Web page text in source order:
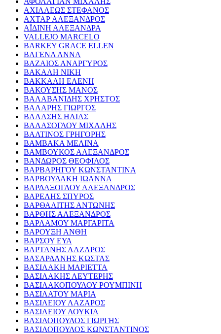
ΑΧΙΛΛΕΩΣ ΣΤΕΦΑΝΟΣ
ΑΧΤΑΡ ΑΛΕΞΑΝΔΡΟΣ
ΑΪΔΙΝΗ ΑΛΕΞΑΝΔΡΑ
VALLEJO MARCELO
BARKEY GRACE ELLEN
ΒΑΓΕΝΑ ΑΝΝΑ
ΒΑΖΑΙΟΣ ΑΝΑΡΓΥΡΟΣ
ΒΑΚΑΛΗ ΝΙΚΗ
ΒΑΚΚΑΛΗ ΕΛΕΝΗ
ΒΑΚΟΥΣΗΣ ΜΑΝΟΣ
ΒΑΛΑΒΑΝΙΔΗΣ ΧΡΗΣΤΟΣ
ΒΑΛΑΡΗΣ ΓΙΩΡΓΟΣ
ΒΑΛΑΣΗΣ ΗΛΙΑΣ
ΒΑΛΑΣΟΓΛΟΥ ΜΙΧΑΛΗΣ
ΒΑΛΤΙΝΟΣ ΓΡΗΓΟΡΗΣ
ΒΑΜΒΑΚΑ ΜΕΛΙΝΑ
ΒΑΜΒΟΥΚΟΣ ΑΛΕΞΑΝΔΡΟΣ
ΒΑΝΔΩΡΟΣ ΘΕΟΦΙΛΟΣ
ΒΑΡΒΑΡΗΓΟΥ ΚΩΝΣΤΑΝΤΙΝΑ
ΒΑΡΒΟΥΔΑΚΗ ΙΩΑΝΝΑ
ΒΑΡΔΑΞΟΓΛΟΥ ΑΛΕΞΑΝΔΡΟΣ
ΒΑΡΕΛΗΣ ΣΠΥΡΟΣ
ΒΑΡΘΑΛΙΤΗΣ ΑΝΤΩΝΗΣ
ΒΑΡΘΗΣ ΑΛΕΞΑΝΔΡΟΣ
ΒΑΡΛΑΜΟΥ ΜΑΡΓΑΡΙΤΑ
ΒΑΡΟΥΞΗ ΑΝΘΗ
ΒΑΡΣΟΥ ΕΥΑ
ΒΑΡΤΑΝΗΣ ΛΑΖΑΡΟΣ
ΒΑΣΑΡΔΑΝΗΣ ΚΩΣΤΑΣ
ΒΑΣΙΛΑΚΗ ΜΑΡΙΕΤΤΑ
ΒΑΣΙΛΑΚΗΣ ΛΕΥΤΕΡΗΣ
ΒΑΣΙΛΑΚΟΠΟΥΛΟΥ ΡΟΥΜΠΙΝΗ
ΒΑΣΙΛΑΤΟΥ ΜΑΡΙΑ
ΒΑΣΙΛΕΙΟΥ ΛΑΖΑΡΟΣ
ΒΑΣΙΛΕΙΟΥ ΛΟΥΚΙΑ
ΒΑΣΙΛΟΠΟΥΛΟΣ ΓΙΩΡΓΗΣ
ΒΑΣΙΛΟΠΟΥΛΟΣ ΚΩΝΣΤΑΝΤΙΝΟΣ